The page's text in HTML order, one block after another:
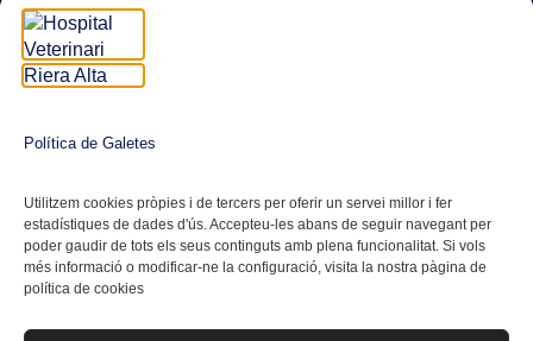
Política de Galetes
Utilitzem cookies pròpies i de tercers per oferir un servei millor i fer
estadístiques de dades d'ús. Accepteu-les abans de seguir navegant per
poder gaudir de tots els seus continguts amb plena funcionalitat. Si vols
més informació o modificar-ne la configuració, visita la nostra pàgina de
política de cookies
Trucan's al 933 298 150
Si té alguna pregunta....